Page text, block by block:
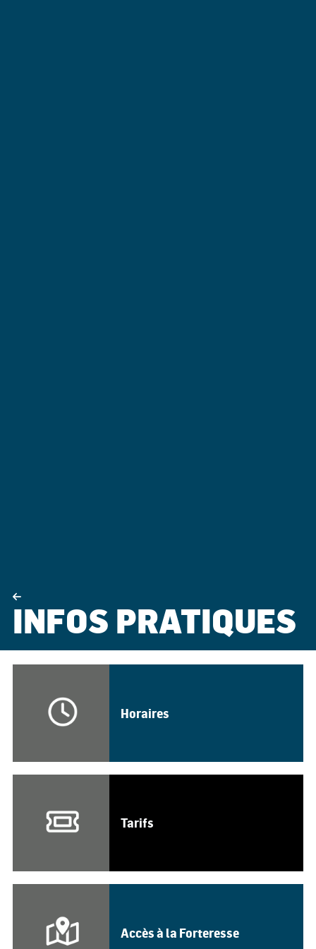
INFOS PRATIQUES
Horaires
Tarifs
Accès à la Forteresse